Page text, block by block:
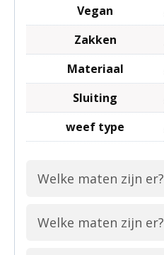
Vegan
Zakken
Materiaal
Sluiting
weef type
Welke maten zijn er?
Welke maten zijn er?